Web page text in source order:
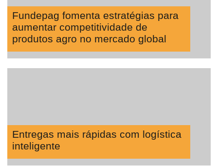
Fundepag fomenta estratégias para
aumentar competitividade de
produtos agro no mercado global
Entregas mais rápidas com logística
inteligente